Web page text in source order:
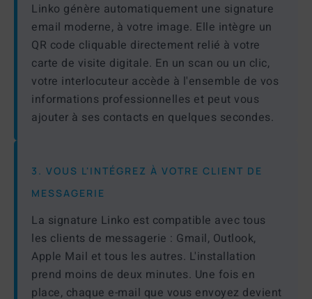
Linko génère automatiquement une signature
email moderne, à votre image. Elle intègre un
QR code cliquable directement relié à votre
carte de visite digitale. En un scan ou un clic,
votre interlocuteur accède à l'ensemble de vos
informations professionnelles et peut vous
ajouter à ses contacts en quelques secondes.
3. VOUS L'INTÉGREZ À VOTRE CLIENT DE
MESSAGERIE
La signature Linko est compatible avec tous
les clients de messagerie : Gmail, Outlook,
Apple Mail et tous les autres. L'installation
prend moins de deux minutes. Une fois en
place, chaque e-mail que vous envoyez devient